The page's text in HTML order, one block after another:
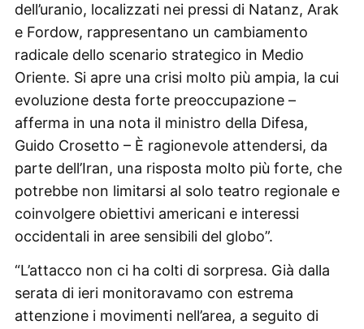
dell’uranio, localizzati nei pressi di Natanz, Arak
e Fordow, rappresentano un cambiamento
radicale dello scenario strategico in Medio
Oriente. Si apre una crisi molto più ampia, la cui
evoluzione desta forte preoccupazione –
afferma in una nota il ministro della Difesa,
Guido Crosetto – È ragionevole attendersi, da
parte dell’Iran, una risposta molto più forte, che
potrebbe non limitarsi al solo teatro regionale e
coinvolgere obiettivi americani e interessi
occidentali in aree sensibili del globo”.
“L’attacco non ci ha colti di sorpresa. Già dalla
serata di ieri monitoravamo con estrema
attenzione i movimenti nell’area, a seguito di